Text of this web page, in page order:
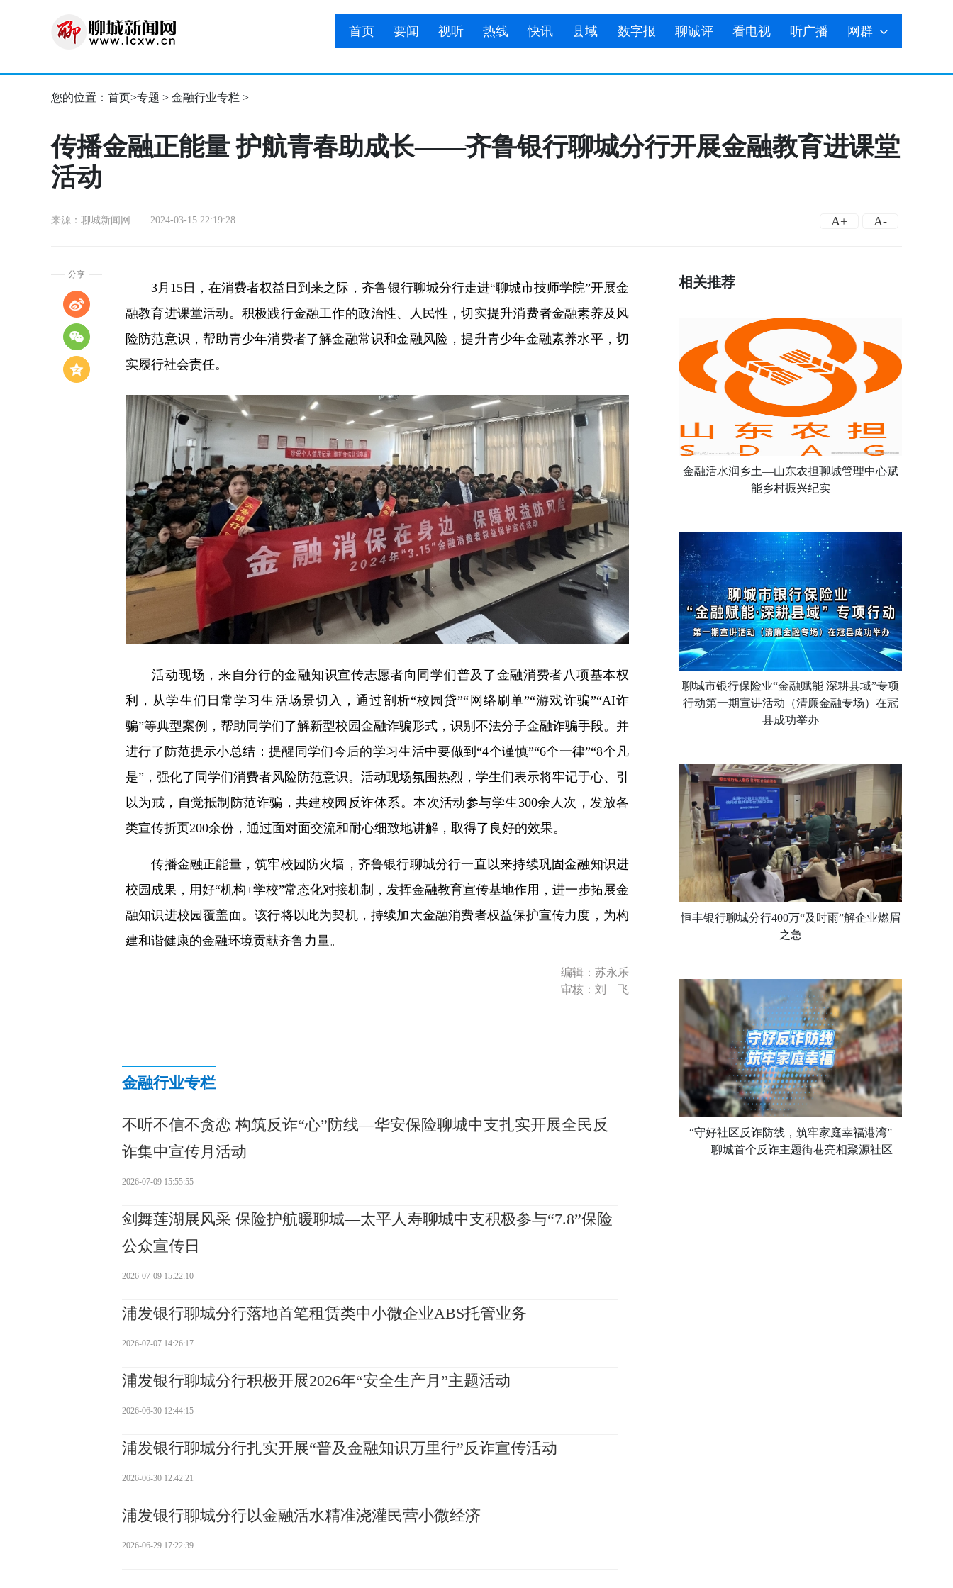
首页 要闻 视听 热线 快讯 县域 数字报 聊诚评 看电视 听广播 网群
您的位置： 首页>专题 > 金融行业专栏 >
传播金融正能量 护航青春助成长——齐鲁银行聊城分行开展金融教育进课堂
活动
来源：聊城新闻网 2024-03-15 22:19:28 A+ A-
分享
3月15日，在消费者权益日到来之际，齐鲁银行聊城分行走进“聊城市技师学院”开展金
融教育进课堂活动。积极践行金融工作的政治性、人民性，切实提升消费者金融素养及风
险防范意识，帮助青少年消费者了解金融常识和金融风险，提升青少年金融素养水平，切
实履行社会责任。
活动现场，来自分行的金融知识宣传志愿者向同学们普及了金融消费者八项基本权
利，从学生们日常学习生活场景切入，通过剖析“校园贷”“网络刷单”“游戏诈骗”“AI诈
骗”等典型案例，帮助同学们了解新型校园金融诈骗形式，识别不法分子金融诈骗手段。并
进行了防范提示小总结：提醒同学们今后的学习生活中要做到“4个谨慎”“6个一律”“8个凡
是”，强化了同学们消费者风险防范意识。活动现场氛围热烈，学生们表示将牢记于心、引
以为戒，自觉抵制防范诈骗，共建校园反诈体系。本次活动参与学生300余人次，发放各
类宣传折页200余份，通过面对面交流和耐心细致地讲解，取得了良好的效果。
传播金融正能量，筑牢校园防火墙，齐鲁银行聊城分行一直以来持续巩固金融知识进
校园成果，用好“机构+学校”常态化对接机制，发挥金融教育宣传基地作用，进一步拓展金
融知识进校园覆盖面。该行将以此为契机，持续加大金融消费者权益保护宣传力度，为构
建和谐健康的金融环境贡献齐鲁力量。
编辑：苏永乐
审核：刘 飞
相关推荐
金融活水润乡土—山东农担聊城管理中心赋
能乡村振兴纪实
聊城市银行保险业“金融赋能 深耕县域”专项
行动第一期宣讲活动（清廉金融专场）在冠
县成功举办
恒丰银行聊城分行400万“及时雨”解企业燃眉
之急
“守好社区反诈防线，筑牢家庭幸福港湾”
——聊城首个反诈主题街巷亮相聚源社区
金融行业专栏
不听不信不贪恋 构筑反诈“心”防线—华安保险聊城中支扎实开展全民反
诈集中宣传月活动
2026-07-09 15:55:55
剑舞莲湖展风采 保险护航暖聊城—太平人寿聊城中支积极参与“7.8”保险
公众宣传日
2026-07-09 15:22:10
浦发银行聊城分行落地首笔租赁类中小微企业ABS托管业务
2026-07-07 14:26:17
浦发银行聊城分行积极开展2026年“安全生产月”主题活动
2026-06-30 12:44:15
浦发银行聊城分行扎实开展“普及金融知识万里行”反诈宣传活动
2026-06-30 12:42:21
浦发银行聊城分行以金融活水精准浇灌民营小微经济
2026-06-29 17:22:39